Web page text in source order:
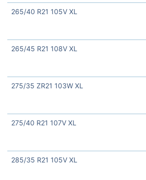
265/40 R21 105V XL
265/45 R21 108V XL
275/35 ZR21 103W XL
275/40 R21 107V XL
285/35 R21 105V XL